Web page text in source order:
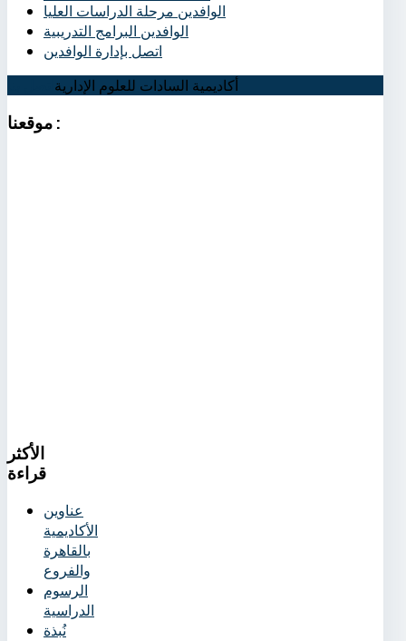
الوافدين مرحلة الدراسات العليا
الوافدين البرامج التدريبية
اتصل بإدارة الوافدين
أكاديمية السادات للعلوم الإدارية
:
الأكثر
قراءة
عناوين
الأكاديمية
بالقاهرة
والفروع
الرسوم
الدراسية
نُبذة